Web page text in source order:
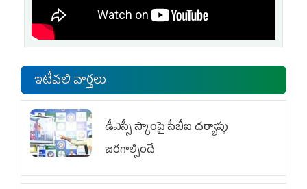
ఇటీవలి వార్తలు
డీఎస్సీ స్కాంపై సీబీఐ దర్యాప్తు
జరగాల్సిందే